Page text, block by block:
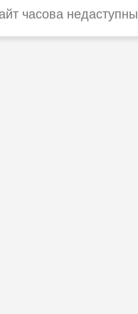
часова недаступны